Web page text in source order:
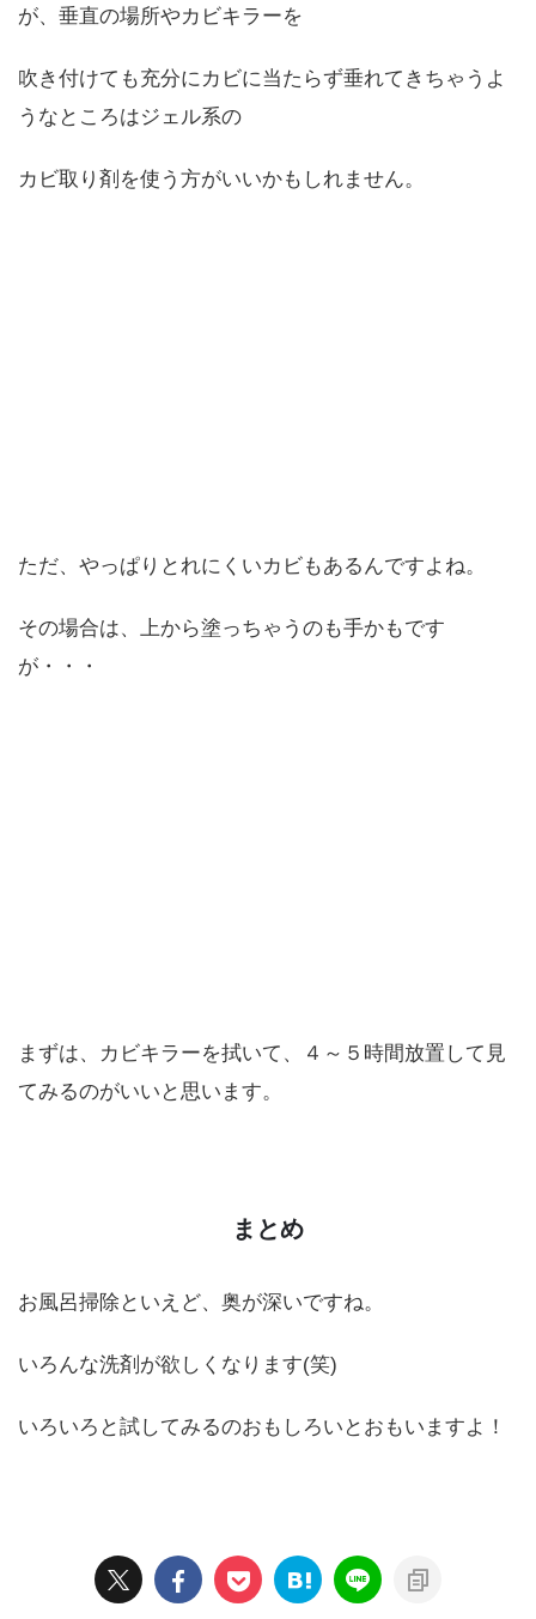
が、垂直の場所やカビキラーを
吹き付けても充分にカビに当たらず垂れてきちゃうよ
うなところはジェル系の
カビ取り剤を使う方がいいかもしれません。
ただ、やっぱりとれにくいカビもあるんですよね。
その場合は、上から塗っちゃうのも手かもです
が・・・
まずは、カビキラーを拭いて、４～５時間放置して見
てみるのがいいと思います。
まとめ
お風呂掃除といえど、奥が深いですね。
いろんな洗剤が欲しくなります(笑)
いろいろと試してみるのおもしろいとおもいますよ！